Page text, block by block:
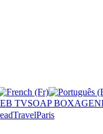
TVSOAP BOX
TravelParis